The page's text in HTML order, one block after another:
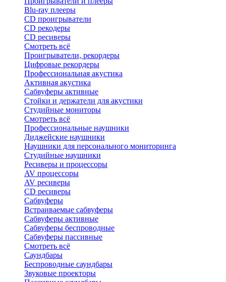
Blu-ray плееры
CD проигрыватели
CD рекодеры
CD ресиверы
Смотреть всё
Проигрыватели, рекордеры
Цифровые рекордеры
Профессиональная акустика
Активная акустика
Сабвуферы активные
Стойки и держатели для акустики
Студийные мониторы
Смотреть всё
Профессиональные наушники
Диджейские наушники
Наушники для персонального мониторинга
Студийные наушники
Ресиверы и процессоры
AV процессоры
AV ресиверы
CD ресиверы
Сабвуферы
Встраиваемые сабвуферы
Сабвуферы активные
Сабвуферы беспроводные
Сабвуферы пассивные
Смотреть всё
Саундбары
Беспроводные саундбары
Звуковые проекторы